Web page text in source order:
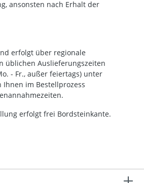
ansonsten nach Erhalt der
erfolgt über regionale
üblichen Auslieferungszeiten
- Fr., außer feiertags) unter
Ihnen im Bestellprozess
erfolgt frei Bordsteinkante.